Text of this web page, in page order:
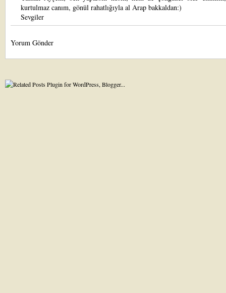
kurtulmaz canım, gönül rahatlığıyla al Arap bakkaldan:)
Sevgiler
Yorum Gönder